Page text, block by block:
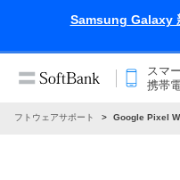
Samsung Galaxy 新
スマ
携帯
ソフトウェアサポート Google Pixel